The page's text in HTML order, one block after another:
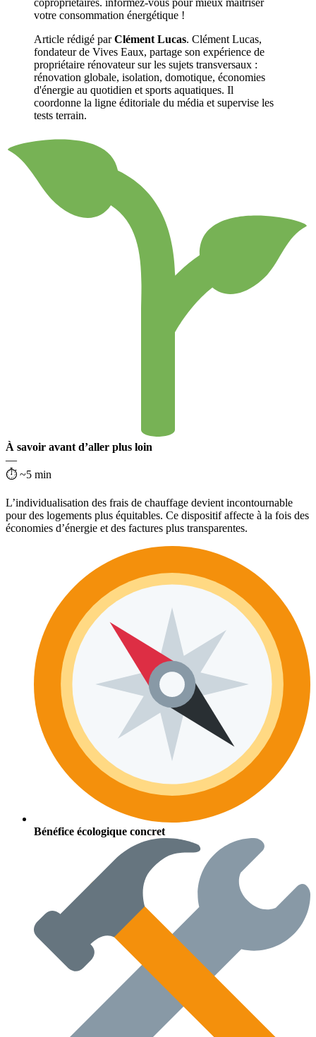
Article rédigé parClément Lucas. Clément Lucas,
fondateur de Vives Eaux, partage son expérience de
propriétaire rénovateur sur les sujets transversaux :
rénovation globale, isolation, domotique, économies
d'énergie au quotidien et sports aquatiques. Il
coordonne la ligne éditoriale du média et supervise les
tests terrain.
À savoir avant d’aller plus loin
—
⏱ ~5 min
L’individualisation des frais de chauffage devient incontournable
pour des logements plus équitables. Ce dispositif affecte à la fois des
économies d’énergie et des factures plus transparentes.
Bénéfice écologique concret